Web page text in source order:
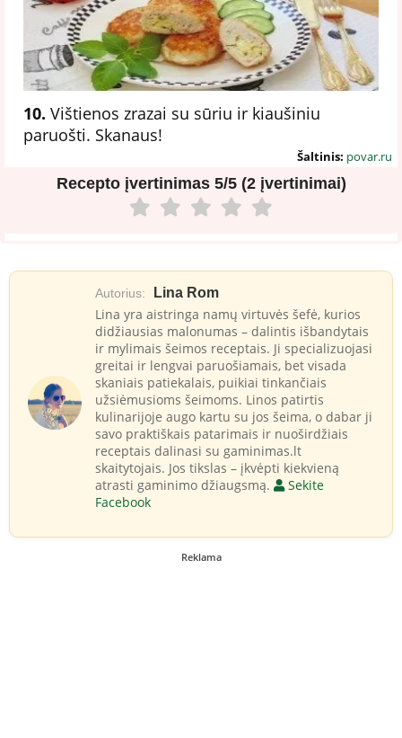
10. Vištienos zrazai su sūriu ir kiaušiniu
paruošti. Skanaus!
Šaltinis: povar.ru
Recepto įvertinimas 5/5 (2 įvertinimai)
Autorius: Lina Rom
Lina yra aistringa namų virtuvės šefė, kurios
didžiausias malonumas – dalintis išbandytais
ir mylimais šeimos receptais. Ji specializuojasi
greitai ir lengvai paruošiamais, bet visada
skaniais patiekalais, puikiai tinkančiais
užsiėmusioms šeimoms. Linos patirtis
kulinarijoje augo kartu su jos šeima, o dabar ji
savo praktiškais patarimais ir nuoširdžiais
receptais dalinasi su gaminimas.lt
skaitytojais. Jos tikslas – įkvėpti kiekvieną
atrasti gaminimo džiaugsmą.
Sekite
Facebook
Reklama